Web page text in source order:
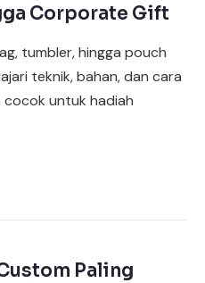
Corporate Gift
tumbler, hingga pouch
teknik, bahan, dan cara
untuk hadiah
Paling